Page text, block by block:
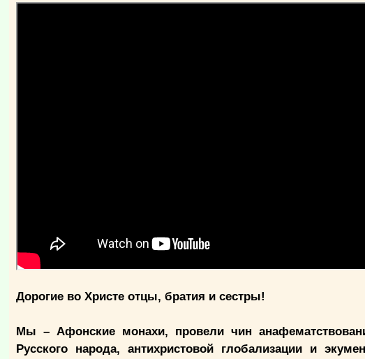
Дорогие во Христе отцы, братия и сестры!
Мы – Афонские монахи, провели чин
Русского народа, антихристовой глобализации и